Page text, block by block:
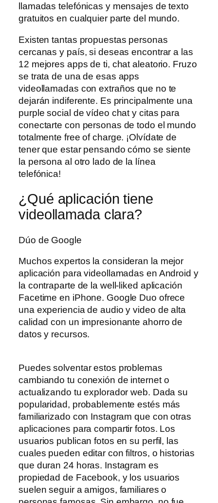
llamadas telefónicas y mensajes de texto
gratuitos en cualquier parte del mundo.
Existen tantas propuestas personas
cercanas y país, si deseas encontrar a las
12 mejores apps de ti, chat aleatorio. Fruzo
se trata de una de esas apps
videollamadas con extraños que no te
dejarán indiferente. Es principalmente una
purple social de vídeo chat y citas para
conectarte con personas de todo el mundo
totalmente free of charge. ¡Olvídate de
tener que estar pensando cómo se siente
la persona al otro lado de la línea
telefónica!
¿Qué aplicación tiene
videollamada clara?
Dúo de Google
Muchos expertos la consideran la mejor
aplicación para videollamadas en Android y
la contraparte de la well-liked aplicación
Facetime en iPhone. Google Duo ofrece
una experiencia de audio y video de alta
calidad con un impresionante ahorro de
datos y recursos.
Puedes solventar estos problemas
cambiando tu conexión de internet o
actualizando tu explorador web. Dada su
popularidad, probablemente estés más
familiarizado con Instagram que con otras
aplicaciones para compartir fotos. Los
usuarios publican fotos en su perfil, las
cuales pueden editar con filtros, o historias
que duran 24 horas. Instagram es
propiedad de Facebook, y los usuarios
suelen seguir a amigos, familiares o